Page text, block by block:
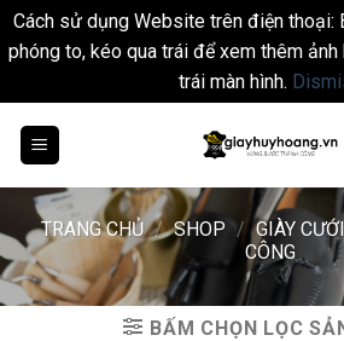
Cách sử dụng Website trên điện thoại:
phóng to, kéo qua trái để xem thêm
trái màn hình.
TRANG CHỦ / SHOP / GIÀY
CÔNG
BẤM CHỌN LỌC